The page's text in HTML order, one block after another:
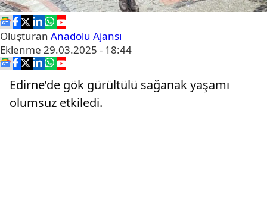
Oluşturan Anadolu Ajansı
Eklenme 29.03.2025 - 18:44
Edirne’de gök gürültülü sağanak yaşamı
olumsuz etkiledi.